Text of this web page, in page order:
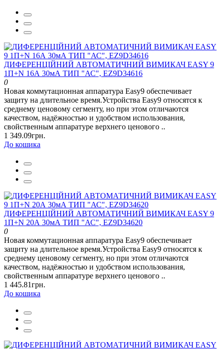
ДИФЕРЕНЦІЙНИЙ АВТОМАТИЧНИЙ ВИМИКАЧ EASY 9
1П+N 16А 30мА ТИП "АС", EZ9D34616
0
Новая коммутационная аппаратура Easy9 обеспечивает
защиту на длительное время.Устройства Easy9 относятся к
среднему ценовому сегменту, но при этом отличаются
качеством, надёжностью и удобством использования,
свойственным аппаратуре верхнего ценового ..
1 349.09грн.
До кошика
ДИФЕРЕНЦІЙНИЙ АВТОМАТИЧНИЙ ВИМИКАЧ EASY 9
1П+N 20А 30мА ТИП "АС", EZ9D34620
0
Новая коммутационная аппаратура Easy9 обеспечивает
защиту на длительное время.Устройства Easy9 относятся к
среднему ценовому сегменту, но при этом отличаются
качеством, надёжностью и удобством использования,
свойственным аппаратуре верхнего ценового ..
1 445.81грн.
До кошика